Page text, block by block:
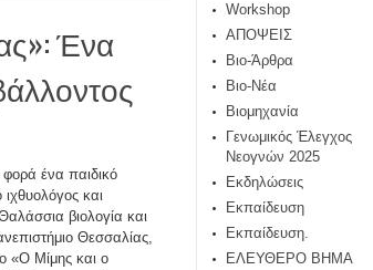
Ένα
φορά ένα παιδικό
και
βιολογία και
Θεσσαλίας,
«Ο Μίμης και ο
Workshop
ΑΠΟΨΕΙΣ
Βιο-Άρθρα
Βιο-Νέα
Βιομηχανία
Γενωμικός Έλεγχος
Νεογνών 2025
Εκδηλώσεις
Εκπαίδευση
Εκπαίδευση.
ΕΛΕΥΘΕΡΟ ΒΗΜΑ